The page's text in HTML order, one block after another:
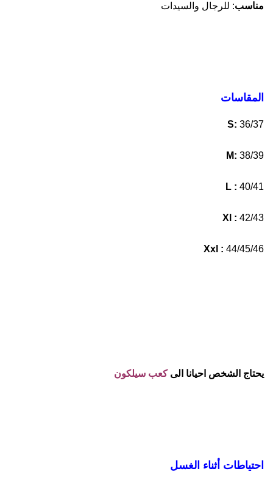
مناسب: للرجال والسيدات
المقاسات
S: 36/37
M: 38/39
L : 40/41
Xl : 42/43
Xxl : 44/45/46
يحتاج الشخص احيانا الىكعب سيلكون
احتياطات أثناء الغسل